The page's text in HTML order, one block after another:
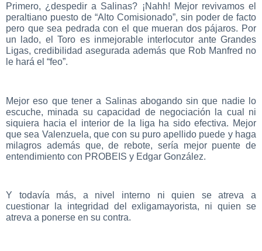
Primero, ¿despedir a Salinas? ¡Nahh! Mejor revivamos el
peraltiano puesto de “Alto Comisionado”, sin poder de facto
pero que sea pedrada con el que mueran dos pájaros. Por
un lado, el Toro es inmejorable interlocutor ante Grandes
Ligas, credibilidad asegurada además que Rob Manfred no
le hará el “feo”.
Mejor eso que tener a Salinas abogando sin que nadie lo
escuche, minada su capacidad de negociación la cual ni
siquiera hacia el interior de la liga ha sido efectiva. Mejor
que sea Valenzuela, que con su puro apellido puede y haga
milagros además que, de rebote, sería mejor puente de
entendimiento con PROBEIS y Edgar González.
Y todavía más, a nivel interno ni quien se atreva a
cuestionar la integridad del exligamayorista, ni quien se
atreva a ponerse en su contra.